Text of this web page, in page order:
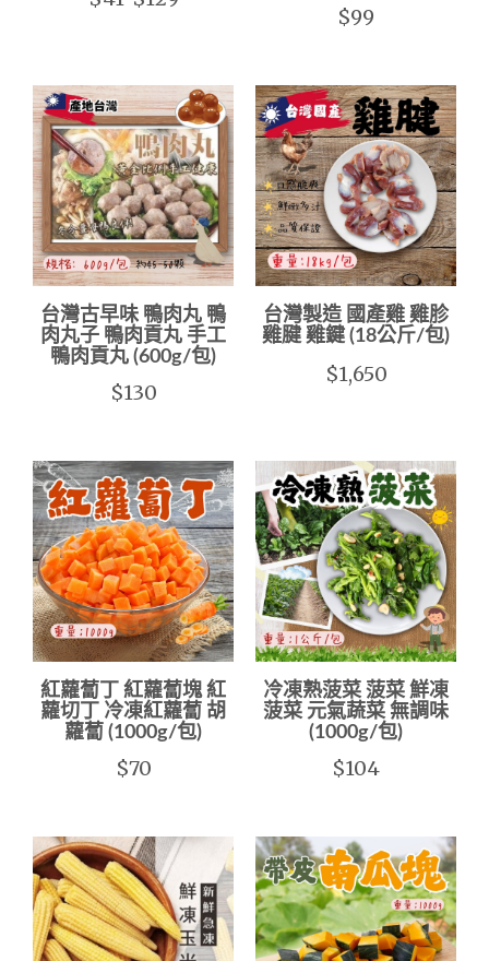
$99
台灣古早味 鴨肉丸 鴨
肉丸子 鴨肉貢丸 手工
鴨肉貢丸 (600g/包)
$130
台灣製造 國產雞 雞胗
雞腱 雞鍵 (18公斤/包)
$1,650
紅蘿蔔丁 紅蘿蔔塊 紅
蘿切丁 冷凍紅蘿蔔 胡
蘿蔔 (1000g/包)
$70
冷凍熟菠菜 菠菜 鮮凍
菠菜 元氣蔬菜 無調味
(1000g/包)
$104